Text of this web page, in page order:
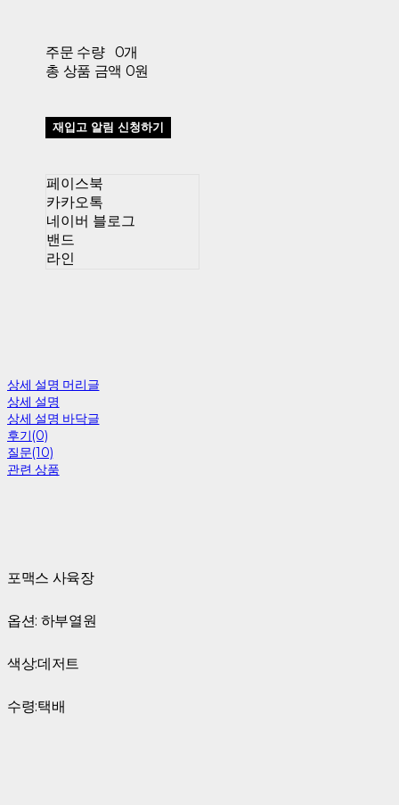
주문 수량
0개
총 상품 금액 0원
재입고 알림 신청하기
페이스북
카카오톡
네이버 블로그
밴드
라인
상세 설명 머리글
상세 설명
상세 설명 바닥글
후기(0)
질문(10)
관련 상품
포맥스 사육장
옵션: 하부열원
색상:데저트
수령:택배